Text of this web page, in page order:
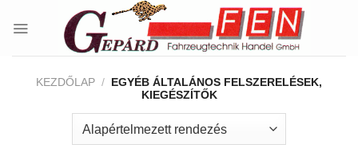
KEZDŐLAP / EGYÉB ÁLTALÁNOS FELSZERELÉSEK,
KIEGÉSZÍTŐK